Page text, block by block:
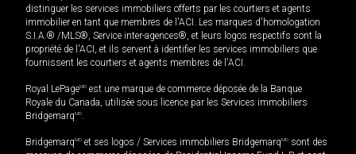
distinguer les services immobiliers offerts par les courtiers et agents
immobilier en tant que membres de l'ACI. Les marques d'homologation
S.I.A.® /MLS®, Service inter-agences®, et leurs logos respectifs sont la
propriété de l'ACI, et ils servent à identifier les services immobiliers que
fournissent les courtiers et agents membres de l'ACI.
Royal LePageMD est une marque de commerce déposée de la Banque
Royale du Canada, utilisée sous licence par les Services immobiliers
BridgemarqMD.
BridgemarqMD et ses logos / Services immobiliers BridgemarqMD sont des